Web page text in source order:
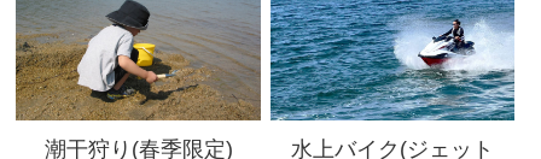
潮干狩り(春季限定)
水上バイク(ジェット